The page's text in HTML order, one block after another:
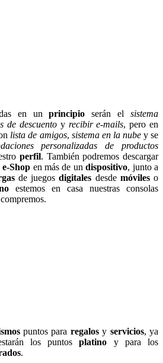
en unprincipio serán el sistema
de descuento y recibir e-mails, pero en
lista de amigos, sistema en la nubey se
personalizadas de productos
perfil. También podremos descargar
e-Shop en más de undispositivo, junto a
de juegosdigitales desde móvileso
estemos en casa nuestras consolas
puntos para regalosy servicios, ya
los puntosplatino y para los
.